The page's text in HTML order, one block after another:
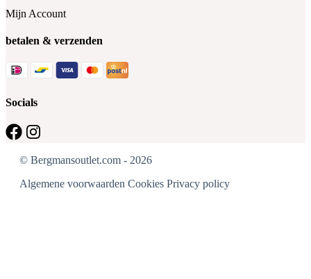
Mijn Account
betalen & verzenden
Socials
© Bergmansoutlet.com - 2026
Algemene voorwaarden Cookies Privacy policy